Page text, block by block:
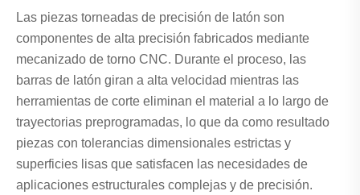
Las piezas torneadas de precisión de latón son
componentes de alta precisión fabricados mediante
mecanizado de torno CNC. Durante el proceso, las
barras de latón giran a alta velocidad mientras las
herramientas de corte eliminan el material a lo largo de
trayectorias preprogramadas, lo que da como resultado
piezas con tolerancias dimensionales estrictas y
superficies lisas que satisfacen las necesidades de
aplicaciones estructurales complejas y de precisión.